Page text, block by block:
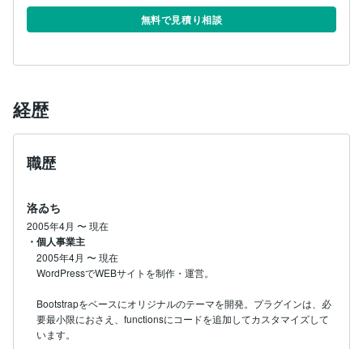
無料で見積り相談
経歴
職歴
洛ゐち
2005年4月 〜現在
・個人事業主
2005年4月 〜現在
WordPressでWEBサイトを制作・運営。
Bootstrapをベースにオリジナルのテーマを開発。プラグインは、必
要最小限におさえ、functionsにコードを追加してカスタマイズして
います。